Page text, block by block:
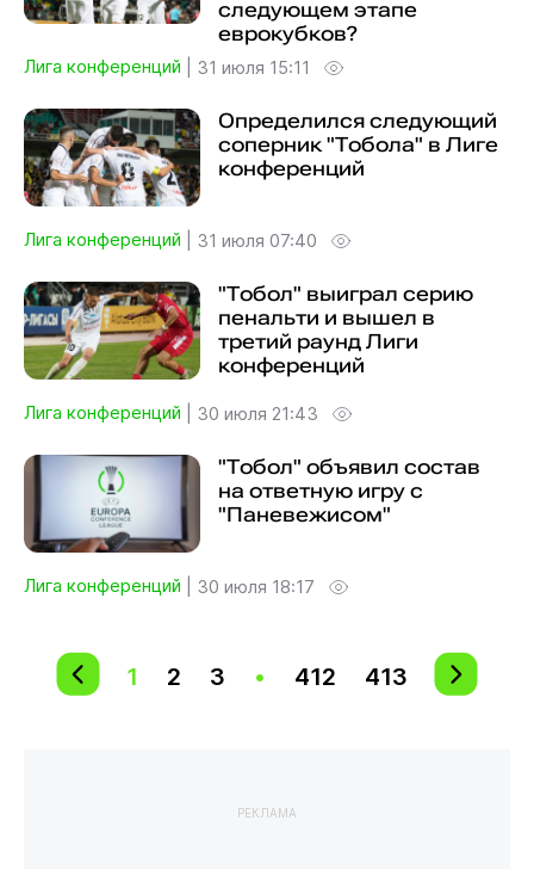
следующем этапе
еврокубков?
Лига конференций 31 июля 15:11
Определился следующий
соперник "Тобола" в Лиге
конференций
Лига конференций 31 июля 07:40
"Тобол" выиграл серию
пенальти и вышел в
третий раунд Лиги
конференций
Лига конференций 30 июля 21:43
"Тобол" объявил состав
на ответную игру с
"Паневежисом"
Лига конференций 30 июля 18:17
1 2 3 • 412 413
РЕКЛАМА